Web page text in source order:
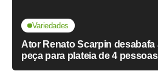
Variedades
Ator Renato Scarpin
peça para plateia de 4 pessoas